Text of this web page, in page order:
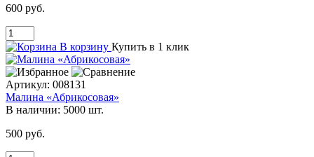
600 руб.
В корзину Купить в 1 клик
Артикул: 008131
Малина «Абрикосовая»
В наличии: 5000 шт.
500 руб.